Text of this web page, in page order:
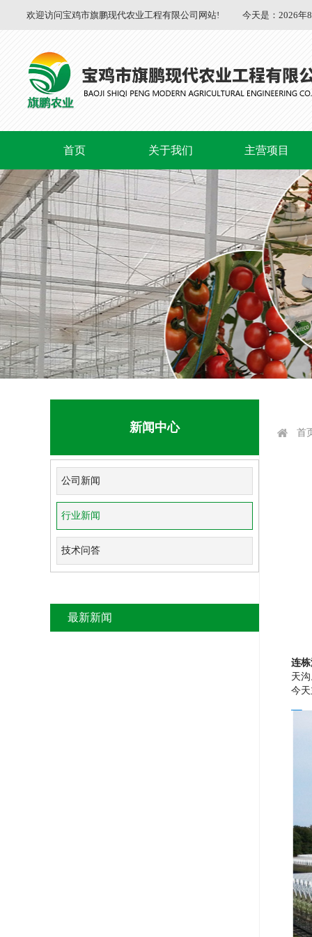
欢迎访问宝鸡市旗鹏现代农业工程有限公司网站! 今天是： 2026年
首页 关于我们 主营项目
新闻中心
公司新闻
行业新闻
技术问答
最新新闻
首
连
天
今